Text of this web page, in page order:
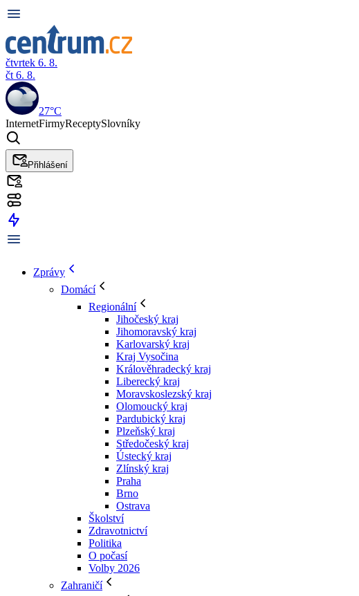
čtvrtek 6. 8.
čt 6. 8.
27°C
InternetFirmyReceptySlovníky
Přihlášení
Zprávy
Domácí
Regionální
Jihočeský kraj
Jihomoravský kraj
Karlovarský kraj
Kraj Vysočina
Králověhradecký kraj
Liberecký kraj
Moravskoslezský kraj
Olomoucký kraj
Pardubický kraj
Plzeňský kraj
Středočeský kraj
Ústecký kraj
Zlínský kraj
Praha
Brno
Ostrava
Školství
Zdravotnictví
Politika
O počasí
Volby 2026
Zahraničí